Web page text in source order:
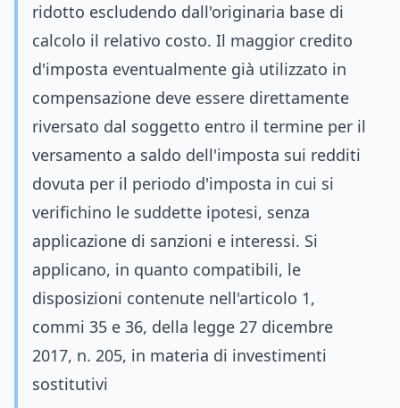
ridotto escludendo dall'originaria base di
calcolo il relativo costo. Il maggior credito
d'imposta eventualmente già utilizzato in
compensazione deve essere direttamente
riversato dal soggetto entro il termine per il
versamento a saldo dell'imposta sui redditi
dovuta per il periodo d'imposta in cui si
verifichino le suddette ipotesi, senza
applicazione di sanzioni e interessi. Si
applicano, in quanto compatibili, le
disposizioni contenute nell'articolo 1,
commi 35 e 36, della legge 27 dicembre
2017, n. 205, in materia di investimenti
sostitutivi